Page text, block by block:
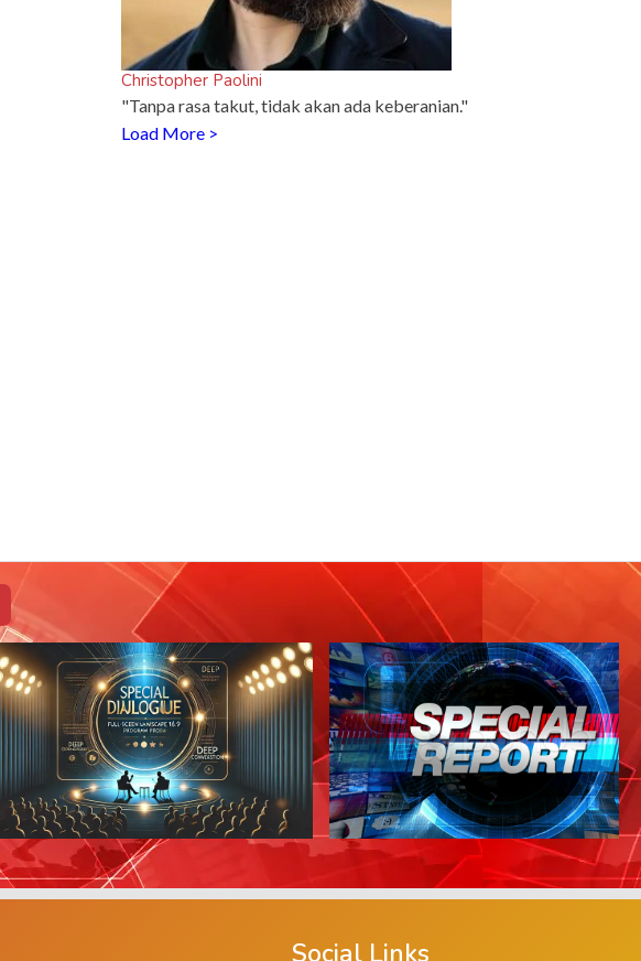
Christopher Paolini
"Tanpa rasa takut, tidak akan ada keberanian."
Load More >
Social Links